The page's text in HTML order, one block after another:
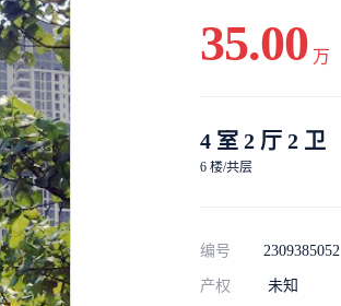
35.00 万
4 室 2 厅 2 卫
6 楼/共层
编号 2309385052
产权 未知